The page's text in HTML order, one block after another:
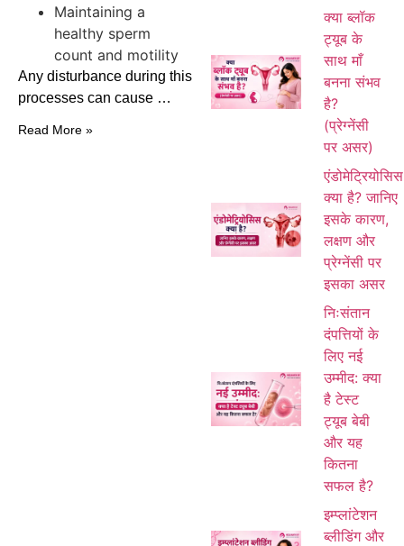
Maintaining a
healthy sperm
count and motility
Any disturbance during this
processes can cause …
Read More »
क्या ब्लॉक
ट्यूब के
साथ माँ
बनना संभव
है?
(प्रेग्नेंसी
पर असर)
एंडोमेट्रियोसिस
क्या है? जानिए
इसके कारण,
लक्षण और
प्रेग्नेंसी पर
इसका असर
निःसंतान
दंपत्तियों के
लिए नई
उम्मीद: क्या
है टेस्ट
ट्यूब बेबी
और यह
कितना
सफल है?
इम्प्लांटेशन
ब्लीडिंग और